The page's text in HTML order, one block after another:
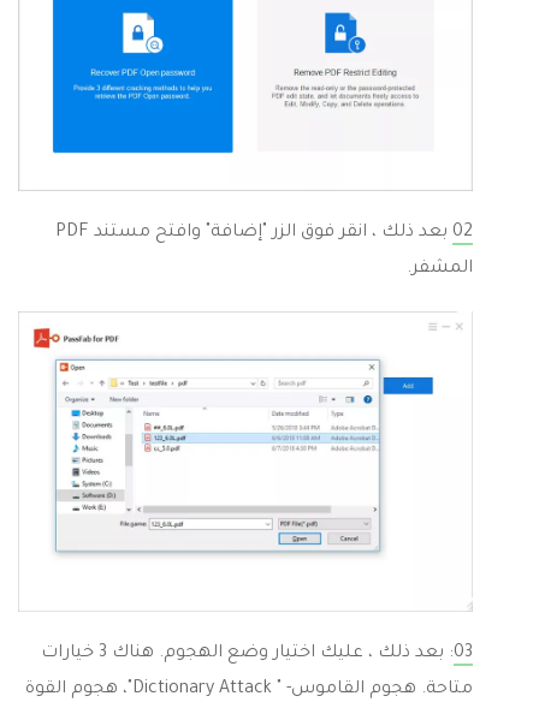
02
بعد ذلك ، انقر فوق الزر "إضافة" وافتح مستند PDF
المشفر.
03
: بعد ذلك ، عليك اختيار وضع الهجوم. هناك 3 خيارات
متاحة. هجوم القاموس- " Dictionary Attack"، هجوم القوة